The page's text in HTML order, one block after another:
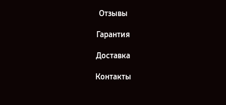
Отзывы
Гарантия
Доставка
Контакты